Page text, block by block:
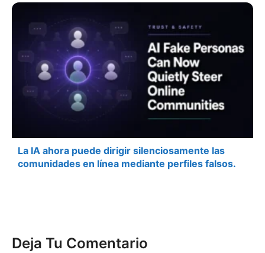
La IA ahora puede dirigir silenciosamente las
comunidades en línea mediante perfiles falsos.
Deja Tu Comentario